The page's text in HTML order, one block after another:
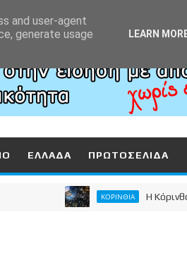
ΕΛΛΑΔΑ ΠΡΩΤΟΣΕΛΙΔΑ
ΚΟΡΙΝΘΙΑ Η Κόρινθος
and user-agent
generate usage
LEARN